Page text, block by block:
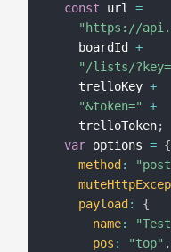
const url =
"https://
    boardId
+
"/lists/
    trelloKey
+
"&token="
+
    trelloToken
;
var options = {
method :
payload :
{
name:
pos : "top" ,